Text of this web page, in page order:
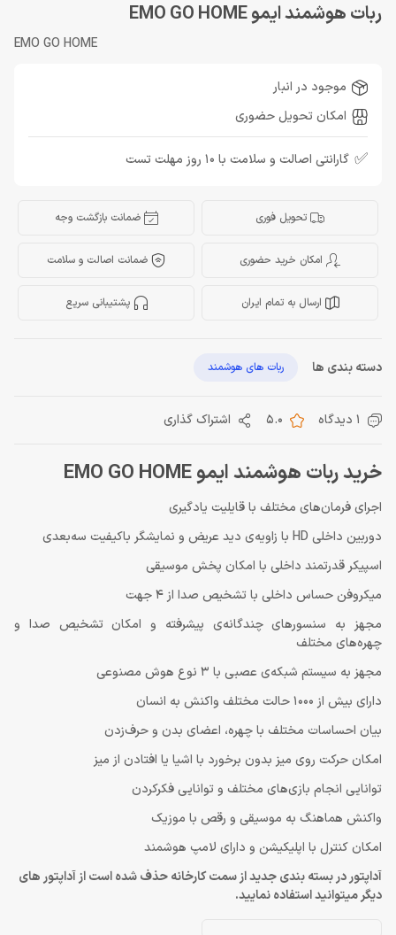
ربات هوشمند ایمو EMO GO HOME
EMO GO HOME
موجود در انبار
امکان تحویل حضوری
✅ گارانتی اصالت و سلامت با 10 روز مهلت تست
تحویل فوری ضمانت بازگشت وجه
امکان خرید حضوری ضمانت اصالت و سلامت
ارسال به تمام ایران پشتیبانی سریع
دسته بندی ها ربات های هوشمند
1 دیدگاه 5.0 اشتراک گذاری
خرید ربات هوشمند ایمو EMO GO HOME
اجرای فرمان‌های مختلف با قایلیت یادگیری
دوربین داخلی HD با زاویه‌ی دید عریض و نمایشگر باکیفیت سه‌بعدی
اسپیکر قدرتمند داخلی با امکان پخش موسیقی
میکروفن حساس داخلی با تشخیص صدا از 4 جهت
مجهز به سنسورهای چندگانه‌ی پیشرفته و امکان تشخیص صدا و
چهره‌های مختلف
مجهز به سیستم شبکه‌ی عصبی با 3 نوع هوش مصنوعی
دارای بیش از 1000 حالت مختلف واکنش به انسان
بیان احساسات مختلف با چهره، اعضای بدن و حرف‌زدن
امکان حرکت روی میز بدون برخورد با اشیا یا افتادن از میز
توانایی انجام بازی‌های مختلف و توانایی فکرکردن
واکنش هماهنگ به موسیقی و رقص با موزیک
امکان کنترل با اپلیکیشن و دارای لامپ هوشمند
آداپتور در بسته بندی جدید از سمت کارخانه حذف شده است از آداپتور های
دیگر میتوانید استفاده نمایید.